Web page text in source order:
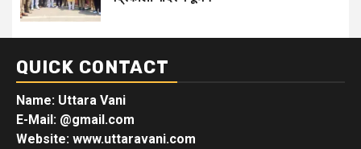
QUICK CONTACT
Name: Uttara Vani
E-Mail: @gmail.com
Website: www.uttaravani.com